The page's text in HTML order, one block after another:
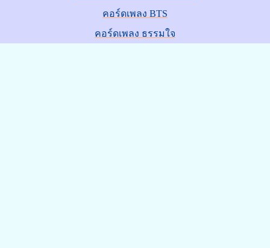
คอร์ดเพลง BTS
คอร์ดเพลง ธรรมใจ